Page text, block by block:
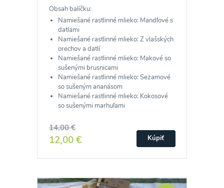
Obsah balíčku:
Namiešané rastlinné mlieko: Mandľové s
datlami
Namiešané rastlinné mlieko: Z vlašských
orechov a datlí
Namiešané rastlinné mlieko: Makové so
sušenými brusnicami
Namiešané rastlinné mlieko: Sezamové
so sušeným ananásom
Namiešané rastlinné mlieko: Kokosové
so sušenými marhuľami
14,00 €
12,00 € Kúpiť